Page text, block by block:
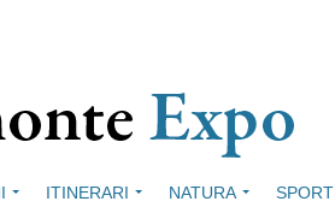
ITINERARI NATURA SPORT